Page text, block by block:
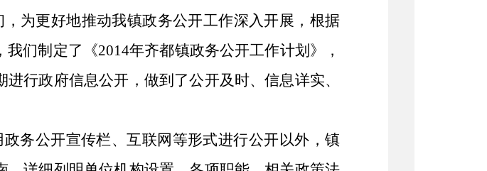
，为更好地推动我镇政务公开工作深入开展，根据
们制定了《2014年齐都镇政务公开工作计划》，
行政府信息公开，做到了公开及时、信息详实、
务公开宣传栏、互联网等形式进行公开以外，镇